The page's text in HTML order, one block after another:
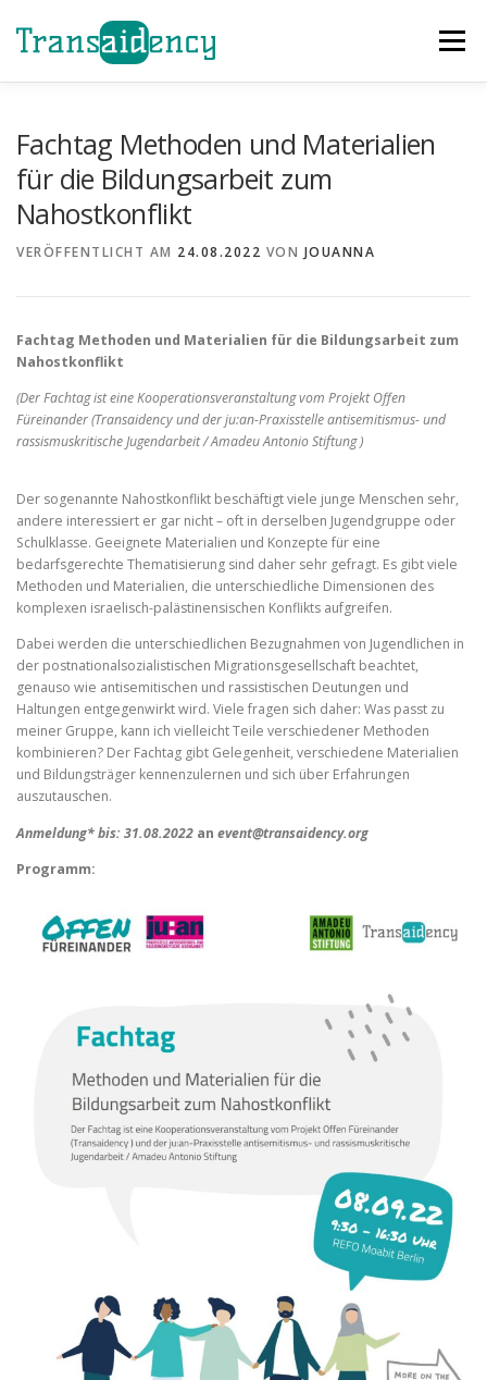
Inhalt
springen
Menü
ÜBER UNS PROJEKTE
Fachtag Methoden und Materialien
für die Bildungsarbeit zum
Nahostkonflikt
VERÖFFENTLICHT AM 24.08.2022 VON JOUANNA
Fachtag Methoden und Materialien für die Bildungsarbeit zum
Nahostkonflikt
(Der Fachtag ist eine Kooperationsveranstaltung vom Projekt Offen
Füreinander (Transaidency und der ju:an-Praxisstelle antisemitismus- und
rassismuskritische Jugendarbeit / Amadeu Antonio Stiftung )
Der sogenannte Nahostkonflikt beschäftigt viele junge Menschen sehr,
andere interessiert er gar nicht – oft in derselben Jugendgruppe oder
Schulklasse. Geeignete Materialien und Konzepte für eine
bedarfsgerechte Thematisierung sind daher sehr gefragt. Es gibt viele
Methoden und Materialien, die unterschiedliche Dimensionen des
komplexen israelisch-palästinensischen Konflikts aufgreifen.
Dabei werden die unterschiedlichen Bezugnahmen von Jugendlichen in
der postnationalsozialistischen Migrationsgesellschaft beachtet,
genauso wie antisemitischen und rassistischen Deutungen und
Haltungen entgegenwirkt wird. Viele fragen sich daher: Was passt zu
meiner Gruppe, kann ich vielleicht Teile verschiedener Methoden
kombinieren? Der Fachtag gibt Gelegenheit, verschiedene Materialien
und Bildungsträger kennenzulernen und sich über Erfahrungen
auszutauschen.
Anmeldung* bis: 31.08.2022 an event@transaidency.org
Programm: